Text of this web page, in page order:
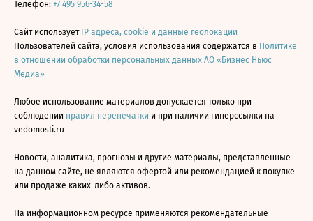
Телефон: +7 495 956-34-58
Сайт использует IP адреса, cookie и данные геолокации
Пользователей сайта, условия использования содержатся в Политике
в отношении обработки персональных данных АО «Бизнес Ньюс
Медиа»
Любое использование материалов допускается только при
соблюдении правил перепечатки и при наличии гиперссылки на
vedomosti.ru
Новости, аналитика, прогнозы и другие материалы, представленные
на данном сайте, не являются офертой или рекомендацией к покупке
или продаже каких-либо активов.
На информационном ресурсе применяются рекомендательные